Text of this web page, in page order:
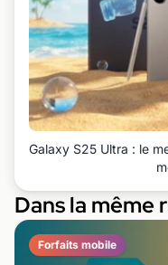
Galaxy S25 Ultra : le
Dans la même
Forfaits mobile